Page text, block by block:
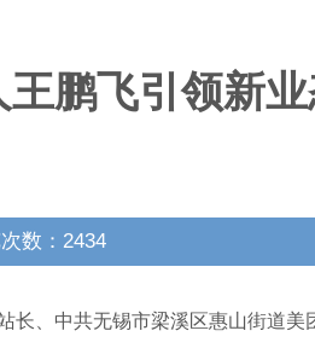
鹏飞引领新
数： 2434
、中共无锡市梁溪区惠山街道美